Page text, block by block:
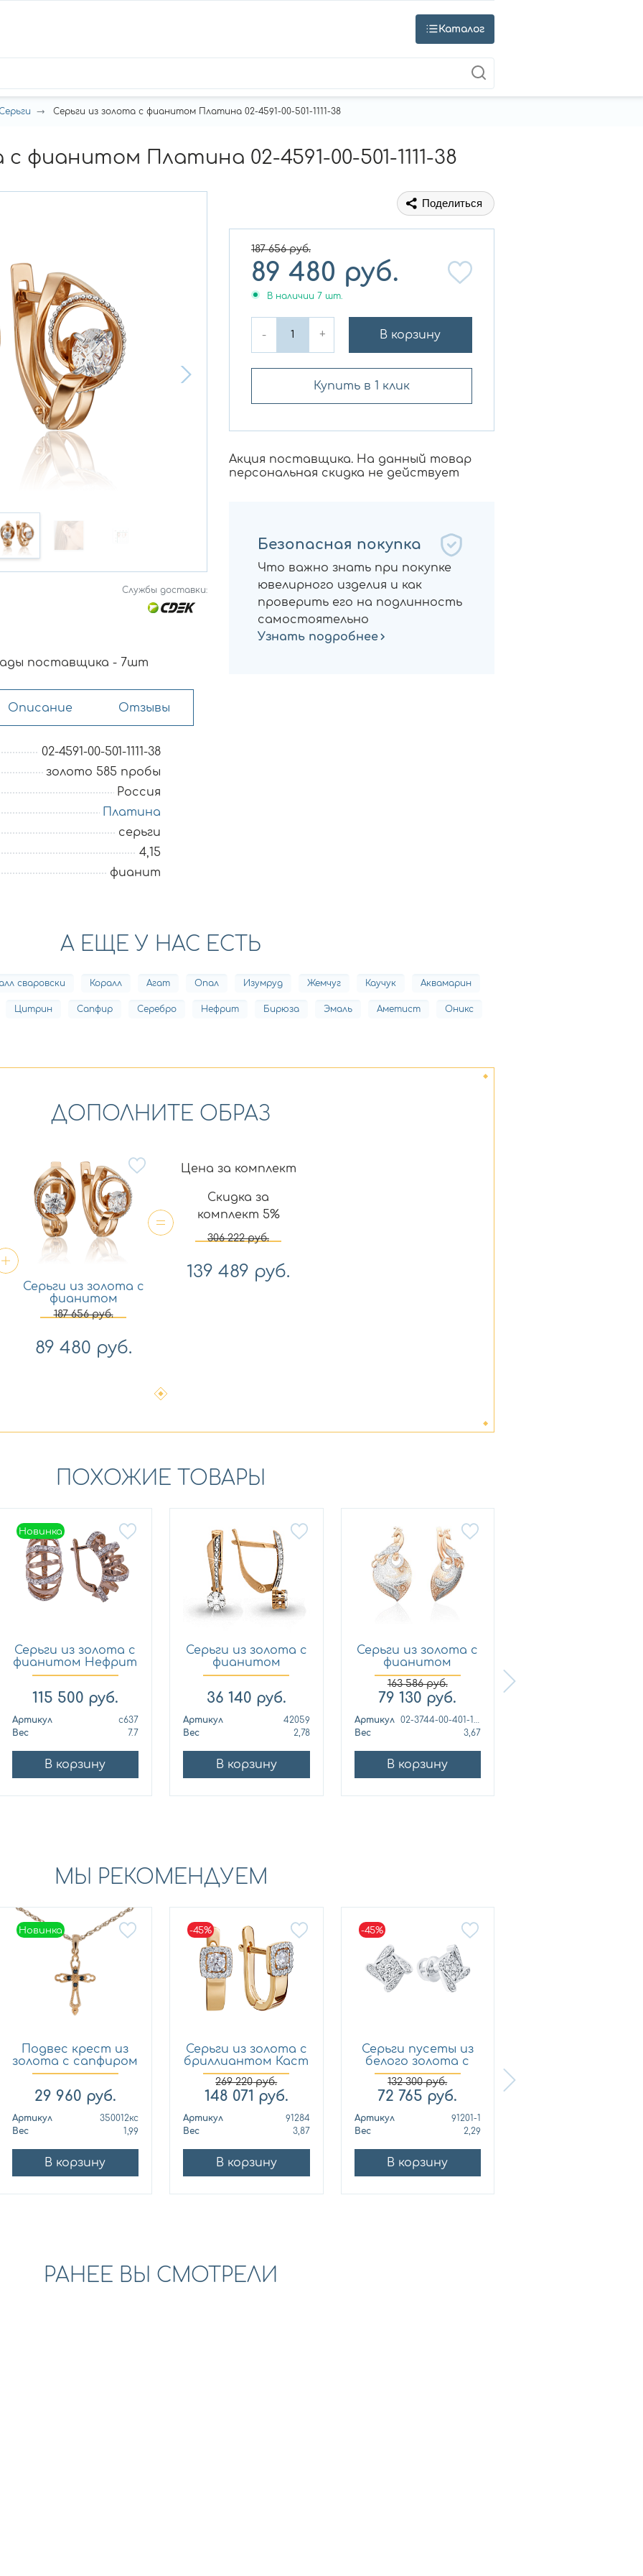
Каталог
Серьги из золота с фианитом Платина 02-4591-00-501-1111-38
фианитом Платина 02-4591-00-501-1111-38
Службы доставки:
поставщика - 7шт
Поделиться
187 656руб.
89 480 руб.
В наличии 7шт.
- + В корзину
Купить в 1 клик
Акция поставщика. На данный товар
персональная скидка не действует
Безопасная покупка
Что важно знать при покупке
ювелирного изделия и как
проверить его на подлинность
самостоятельно
Узнать подробнее
Описание Отзывы
02-4591-00-501-1111-38
золото 585 пробы
Россия
Платина
серьги
4,15
фианит
А ЕЩЕ У НАС ЕСТЬ
сваровски Коралл Агат Опал Изумруд Жемчуг Каучук Аквамарин
Цитрин Сапфир Серебро Нефрит Бирюза Эмаль Аметист Оникс
ДОПОЛНИТЕ ОБРАЗ
Серьги из золота с
фианитом
Платина 02-4591-00-
501-1111-38
187 656руб.
89 480 руб.
Цена за комплект
Скидка за
комплект 5%
306 222руб.
139 489 руб.
ПОХОЖИЕ ТОВАРЫ
Новинка
Новинка
Серьги из золота с
фианитом Нефрит
с637
115 500 руб.
Артикул
с637
Вес
7.7
В корзину
Серьги из золота с
фианитом
AQUAMARIN...
36 140 руб.
Артикул
42059
Вес
2,78
В корзину
Серьги из золота с
фианитом
Платина 0...
163 586руб.
79 130 руб.
Артикул
Вес
3,67
В корзину
МЫ РЕКОМЕНДУЕМ
Новинка
Новинка
Подвес крест из
золота с сапфиром
Кло...
29 960 руб.
Артикул
350012кс
Вес
1,99
В корзину
-45%
Серьги из золота с
бриллиантом Каст
ю...
269 220руб.
148 071 руб.
Артикул
91284
Вес
3,87
В корзину
-45%
Серьги пусеты из
белого золота с
брил...
132 300руб.
72 765 руб.
Артикул
91201-1
Вес
2,29
В корзину
РАНЕЕ ВЫ СМОТРЕЛИ